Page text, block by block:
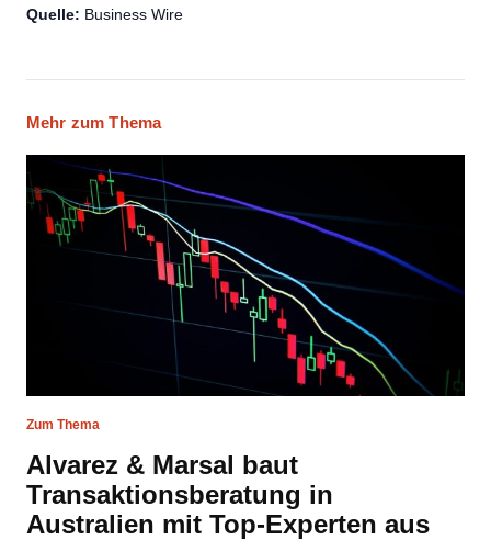
Quelle: Business Wire
Mehr zum Thema
Zum Thema
Alvarez & Marsal baut
Transaktionsberatung in
Australien mit Top-Experten aus